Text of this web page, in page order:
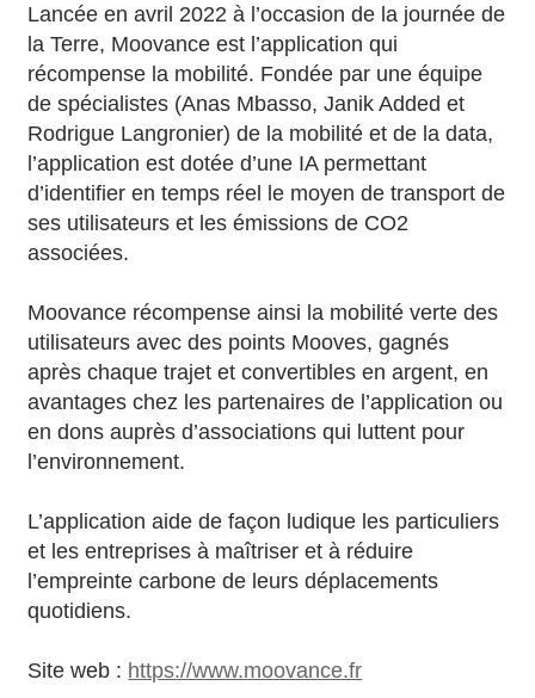
Lancée en avril 2022 à l’occasion de la journée de
la Terre, Moovance est l’application qui
récompense la mobilité. Fondée par une équipe
de spécialistes (Anas Mbasso, Janik Added et
Rodrigue Langronier) de la mobilité et de la data,
l’application est dotée d’une IA permettant
d’identifier en temps réel le moyen de transport de
ses utilisateurs et les émissions de CO2
associées.
Moovance récompense ainsi la mobilité verte des
utilisateurs avec des points Mooves, gagnés
après chaque trajet et convertibles en argent, en
avantages chez les partenaires de l’application ou
en dons auprès d’associations qui luttent pour
l’environnement.
L’application aide de façon ludique les particuliers
et les entreprises à maîtriser et à réduire
l’empreinte carbone de leurs déplacements
quotidiens.
Site web : https://www.moovance.fr